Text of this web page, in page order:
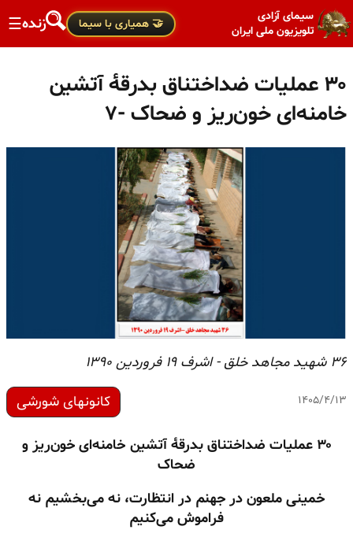
سیمای آزادی
تلویزیون ملی ایران
🤝 همیاری با سیما زنده☰
۳۰ عملیات ضداختناق بدرقهٔ آتشین
خامنه‌ای خون‌ریز و ضحاک -۷
۳۶ شهید مجاهد خلق - اشرف ۱۹ فروردین ۱۳۹۰
۱۴۰۵/۴/۱۳ کانونهای شورشی
۳۰ عملیات ضداختناق بدرقهٔ آتشین خامنه‌ای خون‌ریز و
ضحاک
خمینی ملعون در جهنم در انتظارت، نه می‌بخشیم نه
فراموش می‌کنیم